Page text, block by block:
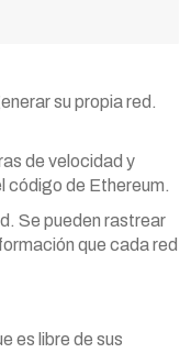
su propia red.
de velocidad y
código de Ethereum.
Se pueden rastrear
que cada red
es libre de sus